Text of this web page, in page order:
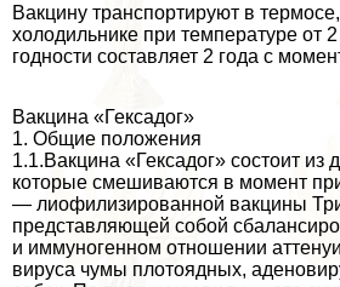
Вакцину трaнcпортируют в
холодильнике при температуре от
годности составляет 2 года с
Вакцина «Гексадог»
1. Общие положения
1.1.Вакцина «Гексадог» состоит из
которые смешиваются в момент
— лиофилизированной вакцины
представляющей собой
и иммуногенном отношении
вируса чумы плотоядных,